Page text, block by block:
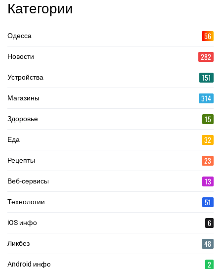
Категории
Одесса 56
Новости 282
Устройства 151
Магазины 314
Здоровье 15
Еда 32
Рецепты 23
Веб-сервисы 13
Технологии 51
iOS инфо 6
Ликбез 48
Android инфо 2